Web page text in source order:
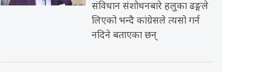
संविधान संशोधनबारे हलुका ढङ्गले
लिएको भन्दै कांग्रेसले त्यसो गर्न
नदिने बताएका छन्